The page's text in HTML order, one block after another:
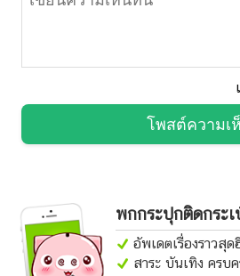
โพสต์ความเ
พกกระปุกติดกระเ
อัพเดตเรื่องราวสุด
สาระ บันเทิง ครบ